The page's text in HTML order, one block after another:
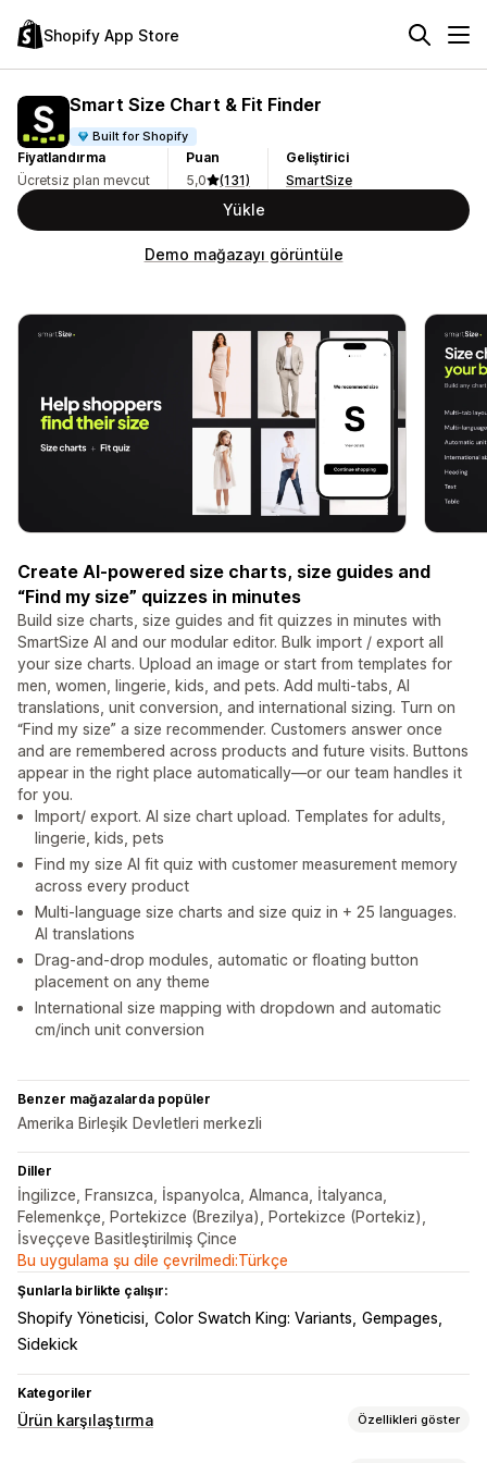
Shopify App Store
Smart Size Chart & Fit Finder
Built for Shopify
Fiyatlandırma
Ücretsiz plan mevcut
Puan
5,0
(131)
Geliştirici
SmartSize
Yükle
Demo mağazayı görüntüle
Create AI-powered size charts, size guides and
“Find my size” quizzes in minutes
Build size charts, size guides and fit quizzes in minutes with
SmartSize AI and our modular editor. Bulk import / export all
your size charts. Upload an image or start from templates for
men, women, lingerie, kids, and pets. Add multi-tabs, AI
translations, unit conversion, and international sizing. Turn on
“Find my size” a size recommender. Customers answer once
and are remembered across products and future visits. Buttons
appear in the right place automatically—or our team handles it
for you.
Import/ export. AI size chart upload. Templates for adults,
lingerie, kids, pets
Find my size AI fit quiz with customer measurement memory
across every product
Multi-language size charts and size quiz in + 25 languages.
AI translations
Drag-and-drop modules, automatic or floating button
placement on any theme
International size mapping with dropdown and automatic
cm/inch unit conversion
Benzer mağazalarda popüler
Amerika Birleşik Devletleri merkezli
Diller
İngilizce, Fransızca, İspanyolca, Almanca, İtalyanca,
Felemenkçe, Portekizce (Brezilya), Portekizce (Portekiz),
İsveççeve Basitleştirilmiş Çince
Bu uygulama şu dile çevrilmedi:Türkçe
Şunlarla birlikte çalışır:
Shopify Yöneticisi Color Swatch King: Variants Gempages
Sidekick
Kategoriler
Ürün karşılaştırma Özellikleri göster